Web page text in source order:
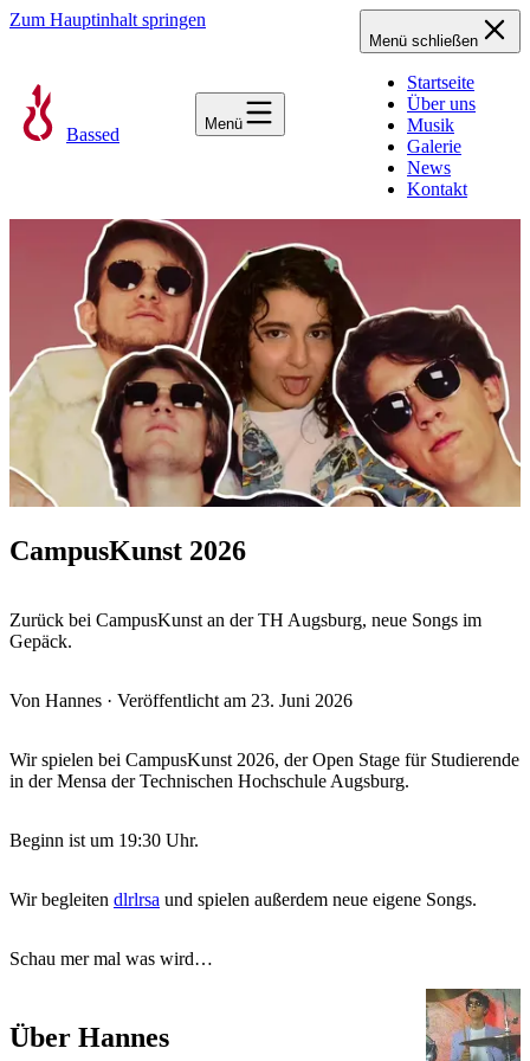
Zum Hauptinhalt springen
Bassed Menü
Menü schließen
Startseite
Über uns
Musik
Galerie
News
Kontakt
CampusKunst 2026
Zurück bei CampusKunst an der TH Augsburg, neue Songs im
Gepäck.
Von Hannes · Veröffentlicht am 23. Juni 2026
Wir spielen bei CampusKunst 2026, der Open Stage für Studierende
in der Mensa der Technischen Hochschule Augsburg.
Beginn ist um 19:30 Uhr.
Wir begleiten dlrlrsa und spielen außerdem neue eigene Songs.
Schau mer mal was wird…
Über Hannes